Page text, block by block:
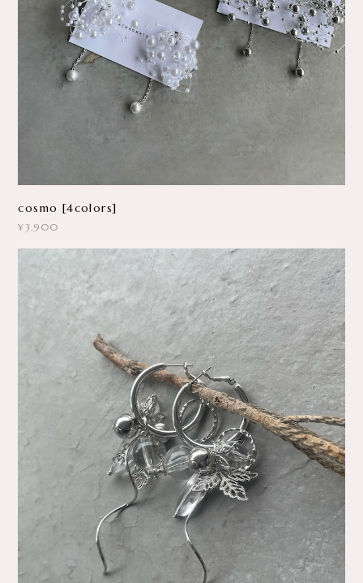
cosmo [4colors]
¥3,900